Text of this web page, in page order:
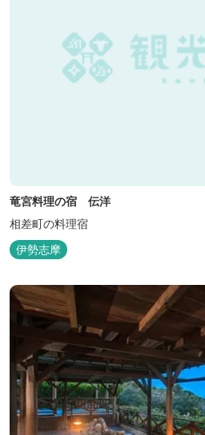
竜宮料理の宿 伝洋
相差町の料理宿
伊勢志摩